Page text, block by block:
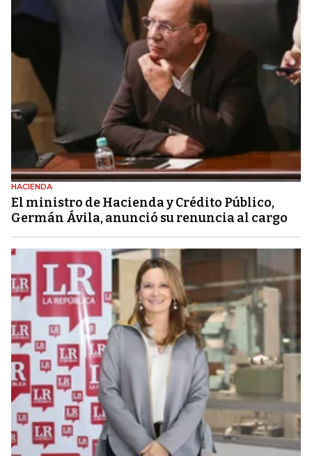
HACIENDA
El ministro de Hacienda y Crédito Público,
Germán Ávila, anunció su renuncia al cargo